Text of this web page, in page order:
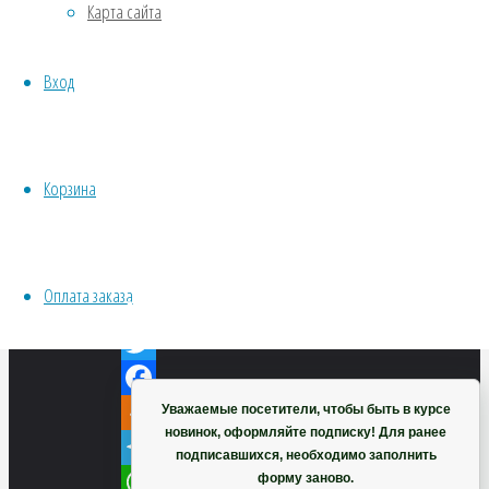
Карта сайта
Вход
Корзина
Оплата заказа
Viber
Twitter
Facebook
Odnoklassniki
Telegram
Хвойники
ИНСТРУМЕНТЫ, ОБОРУДОВАНИЕ
Уважаемые посетители, чтобы быть в курсе
новинок, оформляйте подписку! Для ранее
подписавшихся, необходимо заполнить
форму заново.